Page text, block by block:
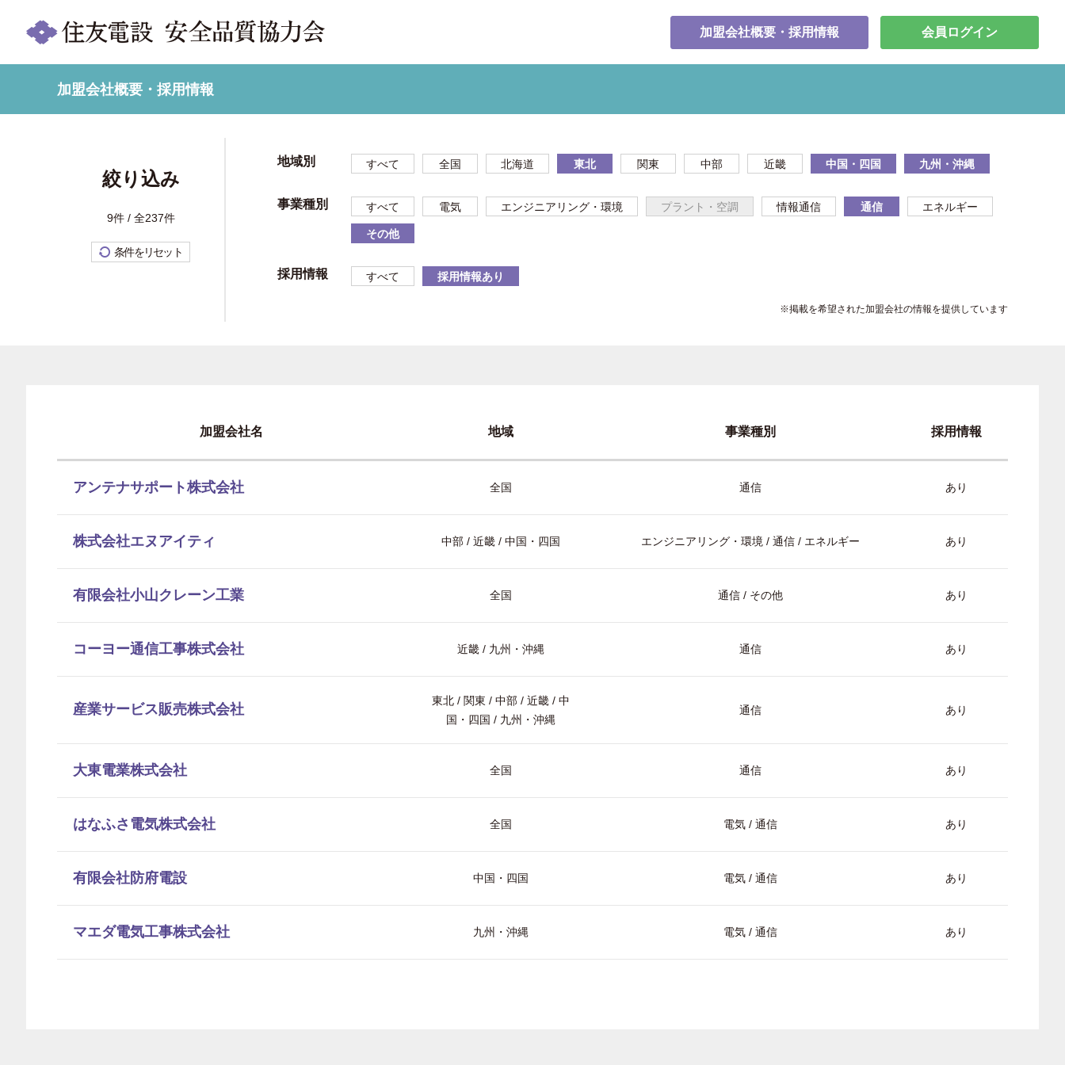
加盟会社概要・採用情報 会員ログイン
加盟会社概要・採用情報
絞り込み
9件 / 全237件
条件をリセット
地域別 すべて 全国 北海道 東北 関東 中部 近畿 中国・四国 九州・沖縄
事業種別 すべて 電気 エンジニアリング・環境 プラント・空調 情報通信 通信 エネルギー
その他
採用情報 すべて 採用情報あり
※掲載を希望された加盟会社の情報を提供しています
加盟会社名 地域 事業種別 採用情報
アンテナサポート株式会社 全国 通信 あり
株式会社エヌアイティ 中部 / 近畿 / 中国・四国 エンジニアリング・環境 / 通信 / エネルギー あり
有限会社小山クレーン工業 全国 通信 / その他 あり
コーヨー通信工事株式会社 近畿 / 九州・沖縄 通信 あり
産業サービス販売株式会社
東北 / 関東 / 中部 / 近畿 / 中
国・四国 / 九州・沖縄
通信 あり
大東電業株式会社 全国 通信 あり
はなふさ電気株式会社 全国 電気 / 通信 あり
有限会社防府電設 中国・四国 電気 / 通信 あり
マエダ電気工事株式会社 九州・沖縄 電気 / 通信 あり